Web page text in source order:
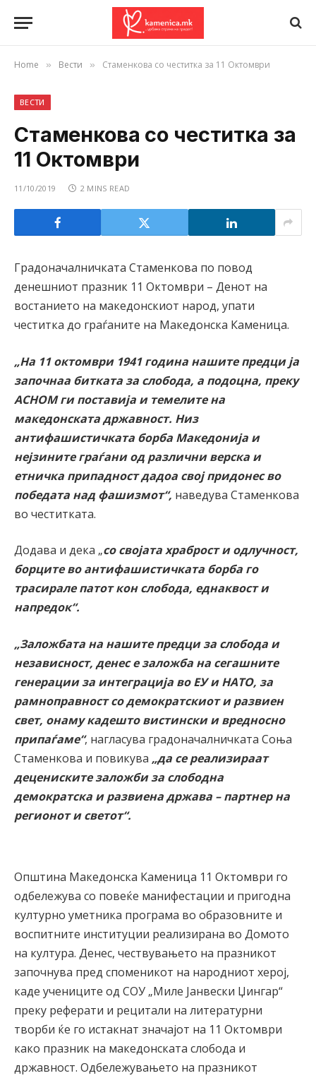
Home » Вести » Стаменкова со честитка за 11 Октомври
ВЕСТИ
Стаменкова со честитка за
11 Октомври
11/10/2019 2 MINS READ
Градоначалничката Стаменкова по повод
денешниот празник 11 Октомври – Денот на
востанието на македонскиот народ, упати
честитка до граѓаните на Македонска Каменица.
„На 11 октомври 1941 година нашите предци ја
започнаа битката за слобода, а подоцна, преку
АСНОМ ги поставија и темелите на
македонската државност. Низ
антифашистичката борба Македонија и
нејзините граѓани од различни верска и
етничка припадност дадоа свој придонес во
победата над фашизмот“, наведува Стаменкова
во честитката.
Додава и дека „со својата храброст и одлучност,
борците во антифашистичката борба го
трасирале патот кон слобода, еднаквост и
напредок“.
„Заложбата на нашите предци за слобода и
независност, денес е заложба на сегашните
генерации за интеграција во ЕУ и НАТО, за
рамноправност со демократскиот и развиен
свет, онаму кадешто вистински и вредносно
припаѓаме“, нагласува градоначалничката Соња
Стаменкова и повикува „да се реализираат
децениските заложби за слободна
демократска и развиена држава – партнер на
регионот и светот“.
Општина Македонска Каменица 11 Октомври го
одбележува со повеќе манифестации и пригодна
културно уметника програма во образовните и
воспитните институции реализирана во Домото
на култура. Денес, чествувањето на празникот
започнува пред споменикот на народниот херој,
каде учениците од СОУ „Миле Јанвески Џингар“
преку реферати и рецитали на литературни
творби ќе го истакнат значајот на 11 Октомври
како празник на македонската слобода и
државност. Одбележувањето на празникот